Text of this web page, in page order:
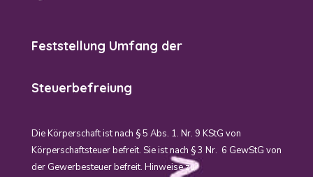
Feststellung Umfang der
Steuerbefreiung
Die Körperschaft ist nach § 5 Abs. 1. Nr. 9 KStG von
Körperschaftsteuer befreit. Sie ist nach § 3 Nr. 6 GewStG von
der Gewerbesteuer befreit. Hinweise zur